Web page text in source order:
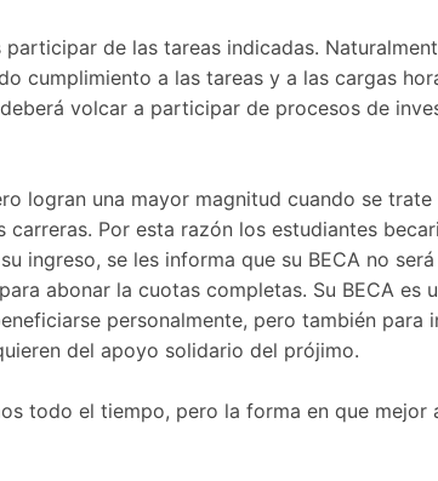
de las tareas indicadas.
cumplimiento a las tareas y a las cargas
volcar a participar de procesos de
logran una mayor magnitud cuando se
Por esta razón los estudiantes
ingreso, se les informa que su BECA no
abonar la cuotas completas. Su BECA
personalmente, pero también para
del apoyo solidario del prójimo.
todo el tiempo, pero la forma en que mejor